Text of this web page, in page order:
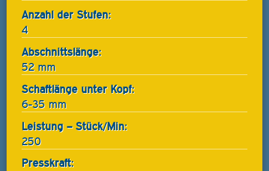
Anzahl der Stufen:
4
Abschnittslänge:
52 mm
Schaftlänge unter Kopf:
6-35 mm
Leistung – Stück/Min:
250
Presskraft: